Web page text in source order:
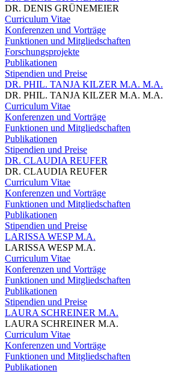
DR. DENIS GRÜNEMEIER
Curriculum Vitae
Konferenzen und Vorträge
Funktionen und Mitgliedschaften
Forschungsprojekte
Publikationen
Stipendien und Preise
DR. PHIL. TANJA KILZER M.A. M.A.
DR. PHIL. TANJA KILZER M.A. M.A.
Curriculum Vitae
Konferenzen und Vorträge
Funktionen und Mitgliedschaften
Publikationen
Stipendien und Preise
DR. CLAUDIA REUFER
DR. CLAUDIA REUFER
Curriculum Vitae
Konferenzen und Vorträge
Funktionen und Mitgliedschaften
Publikationen
Stipendien und Preise
LARISSA WESP M.A.
LARISSA WESP M.A.
Curriculum Vitae
Konferenzen und Vorträge
Funktionen und Mitgliedschaften
Publikationen
Stipendien und Preise
LAURA SCHREINER M.A.
LAURA SCHREINER M.A.
Curriculum Vitae
Konferenzen und Vorträge
Funktionen und Mitgliedschaften
Publikationen